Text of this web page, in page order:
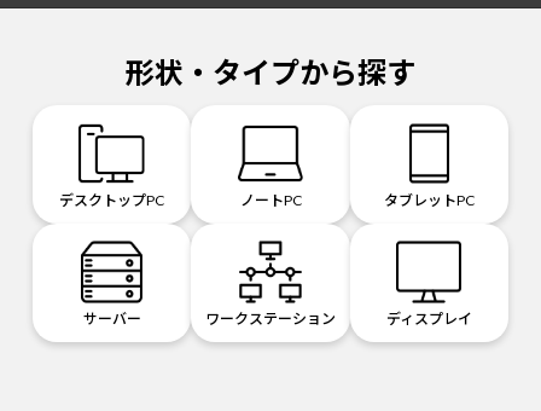
形状・タイプから探す
デスクトップPC ノートPC タブレットPC
サーバー ワークステーション ディスプレイ